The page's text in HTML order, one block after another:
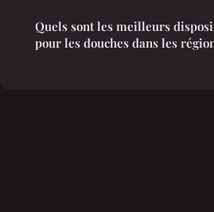
Quels sont les meilleurs
pour les douches dans les